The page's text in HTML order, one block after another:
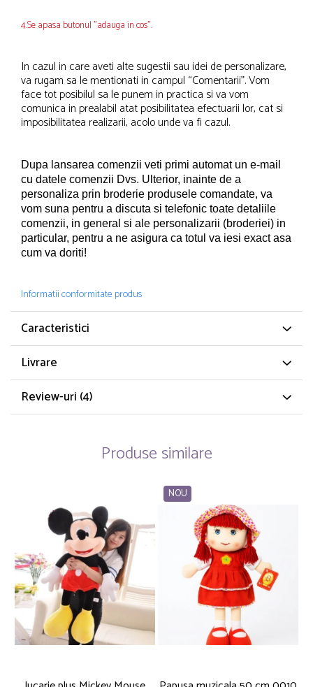
4.Se apasa butonul "adauga in cos".
In cazul in care aveti alte sugestii sau idei de personalizare,
va rugam sa le mentionati in campul “Comentarii”. Vom
face tot posibilul sa le punem in practica si va vom
comunica in prealabil atat posibilitatea efectuarii lor, cat si
imposibilitatea realizarii, acolo unde va fi cazul.
Dupa lansarea comenzii veti primi automat un e-mail
cu datele comenzii Dvs. Ulterior, inainte de a
personaliza prin broderie produsele comandate, va
vom suna pentru a discuta si telefonic toate detaliile
comenzii, in general si ale personalizarii (broderiei) in
particular, pentru a ne asigura ca totul va iesi exact asa
cum va doriti!
Informatii conformitate produs
Caracteristici
Livrare
Review-uri (4)
Produse similare
NOU